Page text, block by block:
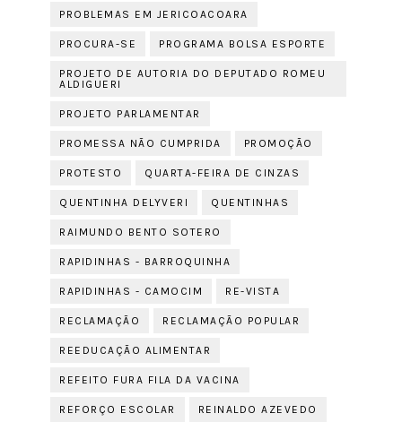
PROBLEMAS EM JERICOACOARA
PROCURA-SE PROGRAMA BOLSA ESPORTE
PROJETO DE AUTORIA DO DEPUTADO ROMEU
ALDIGUERI
PROJETO PARLAMENTAR
PROMESSA NÃO CUMPRIDA PROMOÇÃO
PROTESTO QUARTA-FEIRA DE CINZAS
QUENTINHA DELYVERI QUENTINHAS
RAIMUNDO BENTO SOTERO
RAPIDINHAS - BARROQUINHA
RAPIDINHAS - CAMOCIM RE-VISTA
RECLAMAÇÃO RECLAMAÇÃO POPULAR
REEDUCAÇÃO ALIMENTAR
REFEITO FURA FILA DA VACINA
REFORÇO ESCOLAR REINALDO AZEVEDO